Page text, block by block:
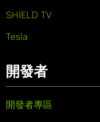
SHIELD TV
Tesla
開發者
開發者專區